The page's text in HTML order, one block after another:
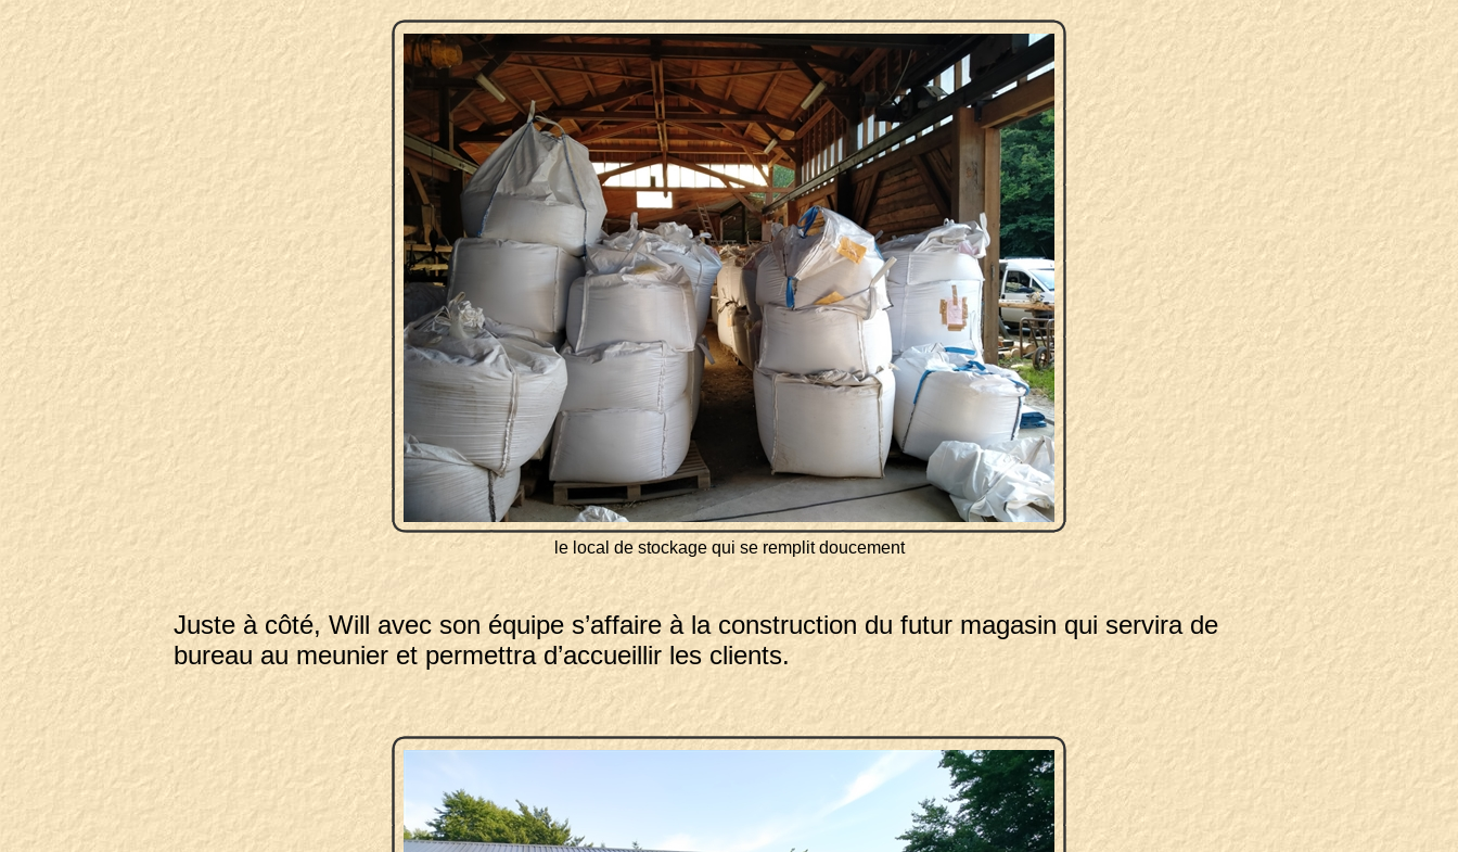
le local de stockage qui se remplit doucement
Juste à côté, Will avec son équipe s’affaire à la construction du futur magasin qui servira de
bureau au meunier et permettra d’accueillir les clients.